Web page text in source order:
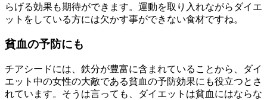
らげる効果も期待ができます。運動を取り入れながらダイエ
ットをしている方には欠かす事ができない食材ですね。
貧血の予防にも
チアシードには、鉄分が豊富に含まれていることから、ダイ
エット中の女性の大敵である貧血の予防効果にも役立つとさ
れています。そうは言っても、ダイエットは貧血にはならな